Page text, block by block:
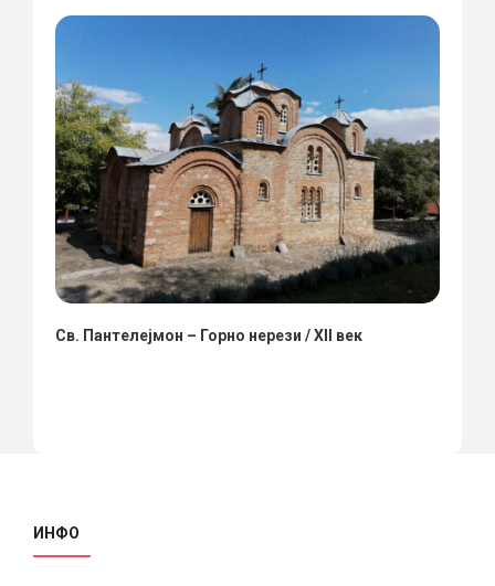
Св. Пантелејмон – Горно нерези / XII век
ИНФО